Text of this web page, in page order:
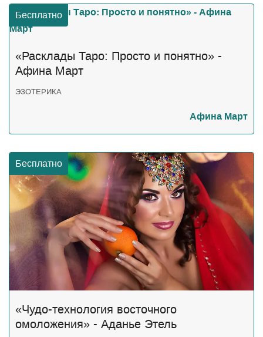
Бесплатно
«Расклады Таро: Просто и понятно» -
Афина Март
ЭЗОТЕРИКА
Афина Март
Бесплатно
«Чудо-технология восточного
омоложения» - Аданье Этель